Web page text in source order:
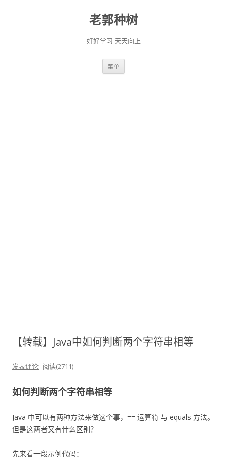
老郭种树
好好学习 天天向上
菜单
【转载】Java中如何判断两个字符串相等
发表评论 阅读(2711)
如何判断两个字符串相等
Java 中可以有两种方法来做这个事，== 运算符 与 equals 方法。
但是这两者又有什么区别？
先来看一段示例代码：